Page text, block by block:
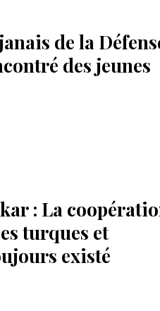
de la
des jeunes
: La
turques et
existé